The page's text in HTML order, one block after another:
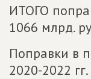
ИТОГО
1066 млрд.
Поправки в
2020-2022